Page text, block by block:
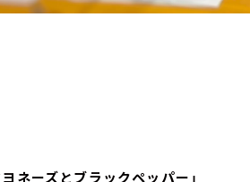
ネーズとブラックペッパー」